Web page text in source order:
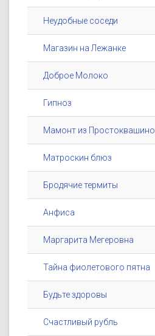
Неудобные соседи
Магазин на Лежанке
Доброе Молоко
Гипноз
Мамонт из Простоквашино
Матроскин блюз
Бродячие термиты
Анфиса
Маргарита Мегеровна
Тайна фиолетового пятна
Будьте здоровы
Счастливый рубль